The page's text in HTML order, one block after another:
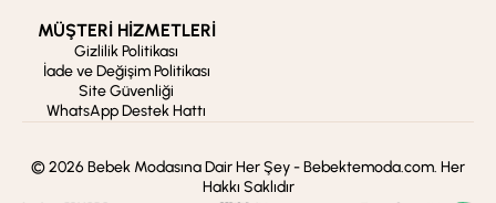
MÜŞTERİ HİZMETLERİ
Gizlilik Politikası
İade ve Değişim Politikası
Site Güvenliği
WhatsApp Destek Hattı
© 2026 Bebek Modasına Dair Her Şey - Bebektemoda.com. Her
Hakkı Saklıdır